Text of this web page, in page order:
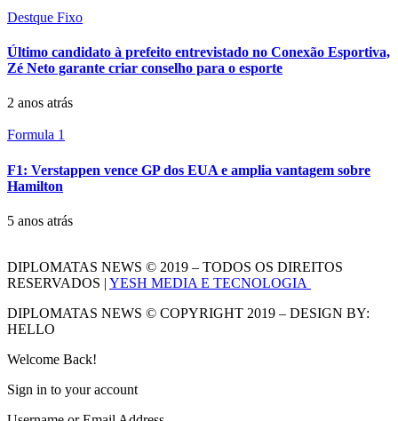
Destque Fixo
Último candidato à prefeito entrevistado no Conexão Esportiva,
Zé Neto garante criar conselho para o esporte
2 anos atrás
Formula 1
F1: Verstappen vence GP dos EUA e amplia vantagem sobre
Hamilton
5 anos atrás
DIPLOMATAS NEWS © 2019 – TODOS OS DIREITOS
RESERVADOS | YESH MEDIA E TECNOLOGIA
DIPLOMATAS NEWS © COPYRIGHT 2019 – DESIGN BY:
HELLO
Welcome Back!
Sign in to your account